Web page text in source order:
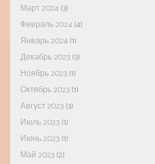
Март 2024(3)
Февраль 2024(4)
Январь 2024(1)
Декабрь 2023(3)
Ноябрь 2023(1)
Октябрь 2023(1)
Август 2023(3)
Июль 2023(1)
Июнь 2023(1)
Май 2023(2)